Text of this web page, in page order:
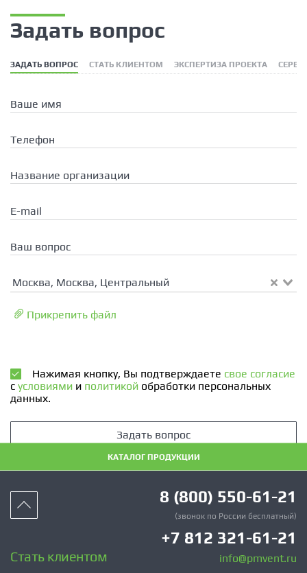
КАТАЛОГ ПРОДУКЦИИ
Задать вопрос
ЗАДАТЬ ВОПРОС СТАТЬ КЛИЕНТОМ ЭКСПЕРТИЗА ПРОЕКТА
Ваше имя
Телефон
Название организации
E-mail
Ваш вопрос
Москва, Москва, Центральный
Прикрепить файл
Нажимая кнопку, Вы подтверждаете свое согласие
с условиями и политикой обработки персональных
данных.
Задать вопрос
Стать клиентом
8 (800) 550-61-21
(звонок по России бесплатный)
+7 812 321-61-21
info@pmvent.ru